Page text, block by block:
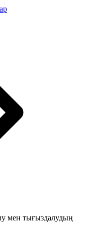
мен тығыздалудың